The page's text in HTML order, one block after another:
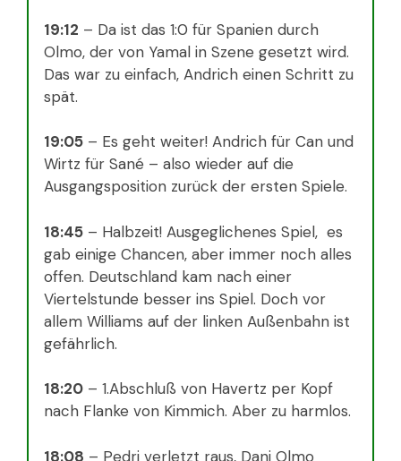
19:12 – Da ist das 1:0 für Spanien durch
Olmo, der von Yamal in Szene gesetzt wird.
Das war zu einfach, Andrich einen Schritt zu
spät.
19:05 – Es geht weiter! Andrich für Can und
Wirtz für Sané – also wieder auf die
Ausgangsposition zurück der ersten Spiele.
18:45 – Halbzeit! Ausgeglichenes Spiel, es
gab einige Chancen, aber immer noch alles
offen. Deutschland kam nach einer
Viertelstunde besser ins Spiel. Doch vor
allem Williams auf der linken Außenbahn ist
gefährlich.
18:20 – 1.Abschluß von Havertz per Kopf
nach Flanke von Kimmich. Aber zu harmlos.
18:08 – Pedri verletzt raus, Dani Olmo